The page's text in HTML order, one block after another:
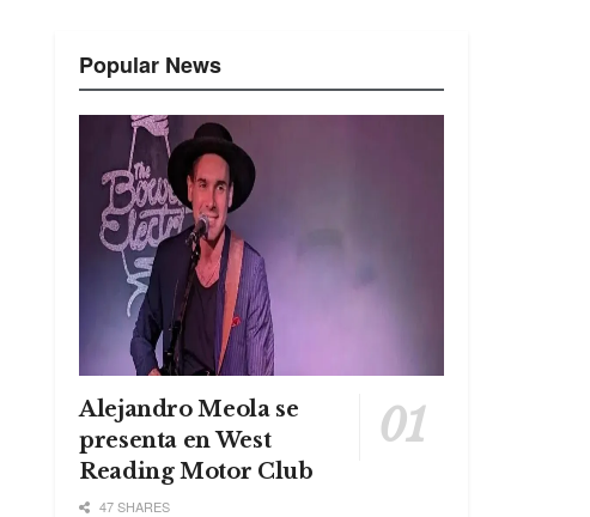
Popular News
Alejandro Meola se
presenta en West
Reading Motor Club
47 SHARES